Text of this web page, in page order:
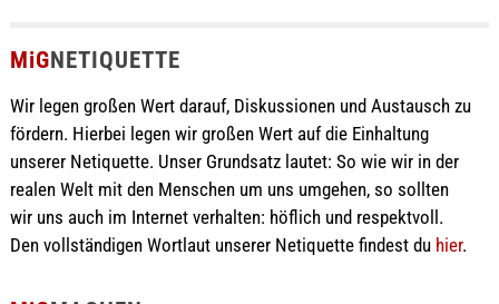
MiGNETIQUETTE
Wir legen großen Wert darauf, Diskussionen und Austausch zu
fördern. Hierbei legen wir großen Wert auf die Einhaltung
unserer Netiquette. Unser Grundsatz lautet: So wie wir in der
realen Welt mit den Menschen um uns umgehen, so sollten
wir uns auch im Internet verhalten: höflich und respektvoll.
Den vollständigen Wortlaut unserer Netiquette findest du hier.